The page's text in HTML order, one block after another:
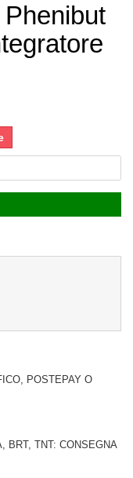
POSTEPAY O
BRT, TNT: CONSEGNA